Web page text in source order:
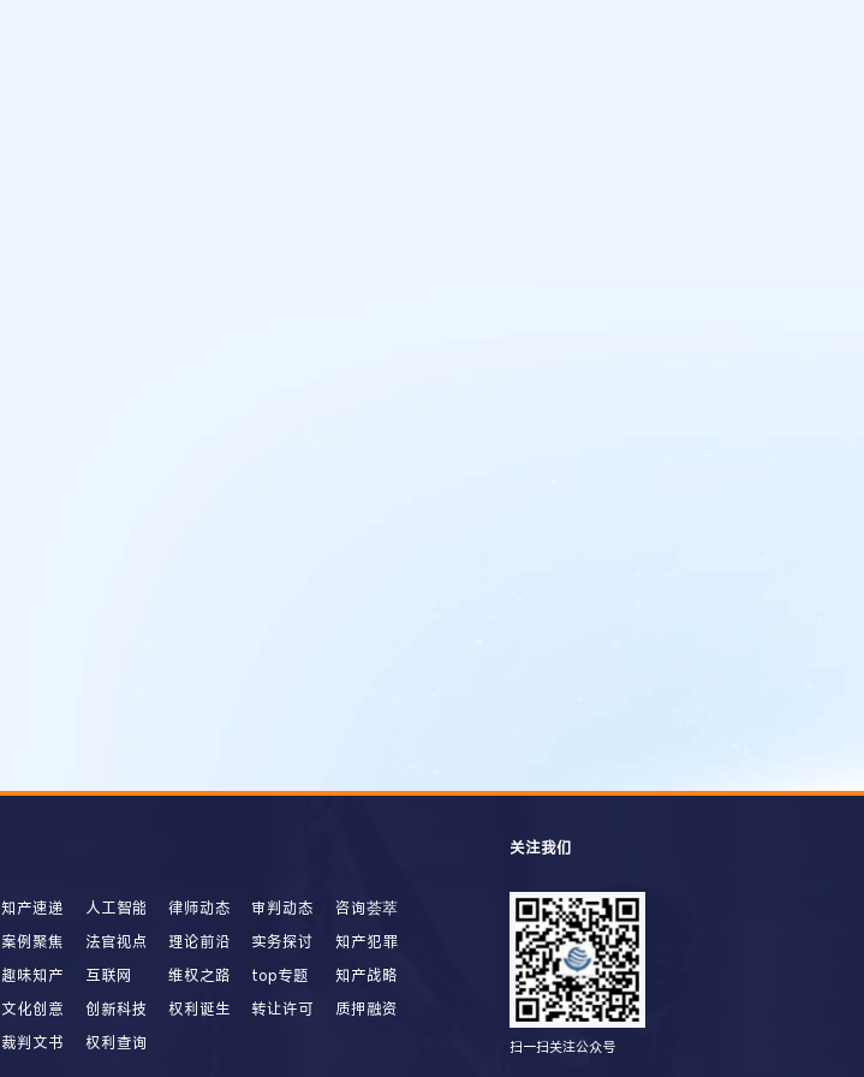
知产速递 人工智能 律师动态 审判动态
咨询荟萃
案例聚焦 法官视点 理论前沿 实务探讨
知产犯罪
趣味知产 互联网 维权之路 top专题
知产战略
文化创意 创新科技 权利诞生 转让许可
质押融资
裁判文书 权利查询
关注我们
扫一扫关注公众号